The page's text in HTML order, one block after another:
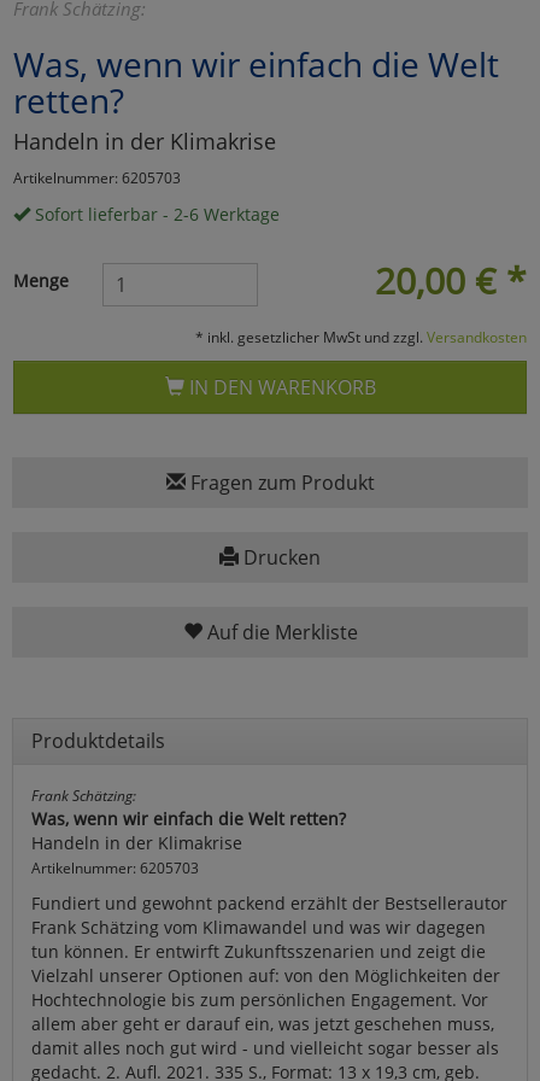
Frank Schätzing:
Was, wenn wir einfach die Welt
retten?
Handeln in der Klimakrise
Artikelnummer: 6205703
Sofort lieferbar - 2-6 Werktage
20,00 € *
Menge
* inkl. gesetzlicher MwSt und zzgl. Versandkosten
IN DEN WARENKORB
Fragen zum Produkt
Drucken
Auf die Merkliste
Produktdetails
Frank Schätzing:
Was, wenn wir einfach die Welt retten?
Handeln in der Klimakrise
Artikelnummer: 6205703
Fundiert und gewohnt packend erzählt der Bestsellerautor
Frank Schätzing vom Klimawandel und was wir dagegen
tun können. Er entwirft Zukunftsszenarien und zeigt die
Vielzahl unserer Optionen auf: von den Möglichkeiten der
Hochtechnologie bis zum persönlichen Engagement. Vor
allem aber geht er darauf ein, was jetzt geschehen muss,
damit alles noch gut wird - und vielleicht sogar besser als
gedacht. 2. Aufl. 2021. 335 S., Format: 13 x 19,3 cm, geb.
Umfragetools
Cookies
Alle Akzeptieren
zurück
zu Haupptseite